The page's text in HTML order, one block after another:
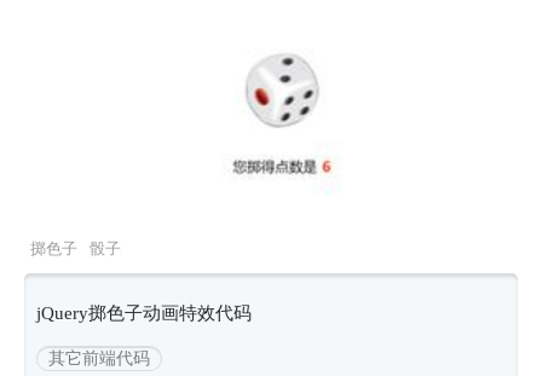
掷色子 骰子
jQuery掷色子动画特效代码
其它前端代码